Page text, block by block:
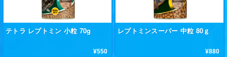
テトラ レプトミン 小粒 70g
¥550
レプトミンスーパー 中粒 80ｇ
¥880